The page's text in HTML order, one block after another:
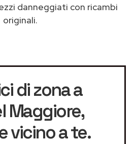
danneggiati con ricambi
originali.
di zona a
Maggiore,
vicino a te.